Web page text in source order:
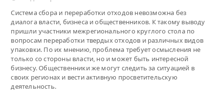
Cистема сбора и переработки отходов невозможна без
диалога власти, бизнеса и общественников. К такому выводу
пришли участники межрегионального круглого стола по
вопросам переработки твердых отходов и различных видов
упаковки. По их мнению, проблема требует осмысления не
только со стороны власти, но и может быть интересной
бизнесу. Общественники же могут следить за ситуацией в
своих регионах и вести активную просветительскую
деятельность.